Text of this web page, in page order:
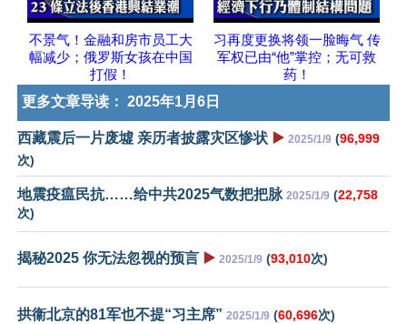
不景气！金融和房市员工大
幅减少；俄罗斯女孩在中国
打假！
习再度更换将领一脸晦气 传
军权已由“他”掌控；无可救
药！
更多文章导读： 2025年1月6日
西藏震后一片废墟 亲历者披露灾区惨状 ▶️ 2025/1/9 (96,999
次)
地震疫瘟民抗……给中共2025气数把把脉 2025/1/9 (22,758
次)
揭秘2025 你无法忽视的预言 ▶️ 2025/1/9 (93,010次)
拱衞北京的81军也不提“习主席” 2025/1/9 (60,696次)